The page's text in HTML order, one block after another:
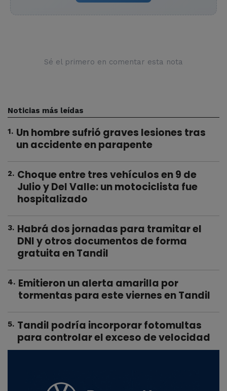
Sé el primero en comentar esta nota
Noticias más leídas
1. Un hombre sufrió graves lesiones tras
un accidente en parapente
2. Choque entre tres vehículos en 9 de
Julio y Del Valle: un motociclista fue
hospitalizado
3. Habrá dos jornadas para tramitar el
DNI y otros documentos de forma
gratuita en Tandil
4. Emitieron un alerta amarilla por
tormentas para este viernes en Tandil
5. Tandil podría incorporar fotomultas
para controlar el exceso de velocidad